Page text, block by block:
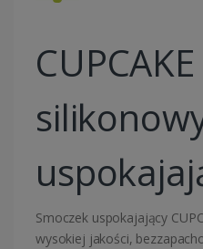
Smoczek uspokajający
wysokiej jakości,